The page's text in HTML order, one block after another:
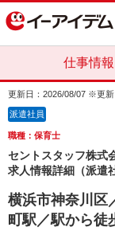
仕事情報
更新日：2026/08/07 ※更
派遣社員
職種：保育士
セントスタッフ株式
求人情報詳細（派遣
横浜市神奈川区
町駅／駅から徒